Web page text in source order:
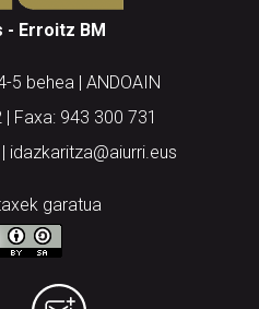
- Erroitz BM
5 behea | ANDOAIN
Faxa: 943 300 731
idazkaritza@aiurri.eus
garatua